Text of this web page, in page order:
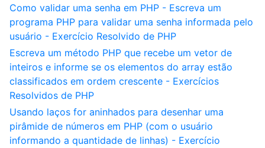
Como validar uma senha em PHP - Escreva um
programa PHP para validar uma senha informada pelo
usuário - Exercício Resolvido de PHP
Escreva um método PHP que recebe um vetor de
inteiros e informe se os elementos do array estão
classificados em ordem crescente - Exercícios
Resolvidos de PHP
Usando laços for aninhados para desenhar uma
pirâmide de números em PHP (com o usuário
informando a quantidade de linhas) - Exercício